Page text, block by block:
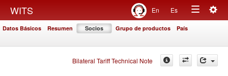
WITS En Es
Toggle
Datos Básicos Resumen Socios Grupo de productos País
Bilateral Tariff Technical Note